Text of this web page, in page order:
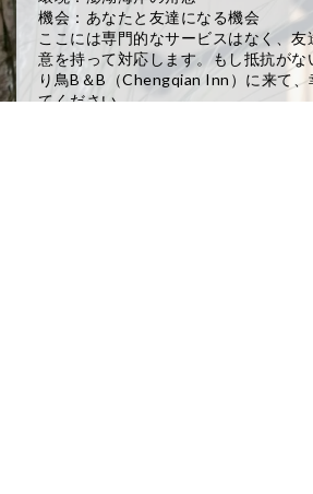
機会：あなたと友達になる機会
ここには専門的なサービスはなく、
意を持って対応します。もし抵抗が
り鳥B＆B（Chengqian Inn）に来て、
てください。